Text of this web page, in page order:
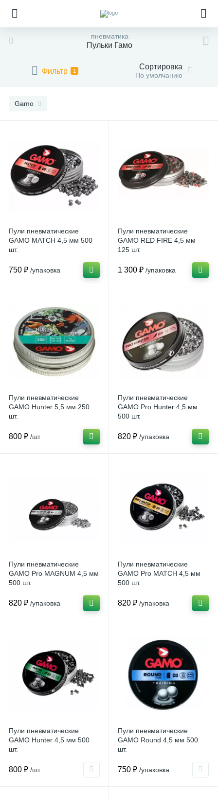
пневматика
Пульки Гамо
Фильтр 1 Сортировка
По умолчанию
Gamo
Пули пневматические
GAMO MATCH 4,5 мм 500
шт.
750 ₽ /упаковка
Пули пневматические
GAMO RED FIRE 4,5 мм
125 шт.
1 300 ₽ /упаковка
Пули пневматические
GAMO Hunter 5,5 мм 250
шт.
800 ₽ /шт
Пули пневматические
GAMO Pro Hunter 4,5 мм
500 шт.
820 ₽ /упаковка
Пули пневматические
GAMO Pro MAGNUM 4,5 мм
500 шт.
820 ₽ /упаковка
Пули пневматические
GAMO Pro MATCH 4,5 мм
500 шт.
820 ₽ /упаковка
Пули пневматические
GAMO Hunter 4,5 мм 500
шт.
800 ₽ /шт
Пули пневматические
GAMO Round 4,5 мм 500
шт.
750 ₽ /упаковка